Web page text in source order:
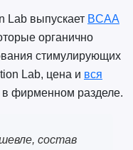
Lab выпускает BCAA
органично
стимулирующих
Lab, цена и вся
фирменном разделе.
состав